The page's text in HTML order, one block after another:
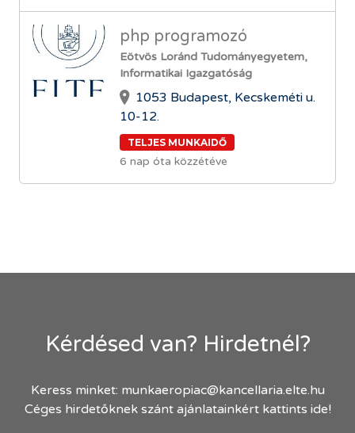
php programozó
Eötvös Loránd Tudományegyetem,
Informatikai Igazgatóság
1053 Budapest, Kecskeméti u.
10-12.
TELJES MUNKAIDŐ
6 nap óta közzétéve
Kérdésed van? Hirdetnél?
Keress minket: munkaeropiac@kancellaria.elte.hu
Céges hirdetőknek szánt ajánlatainkért kattints ide!